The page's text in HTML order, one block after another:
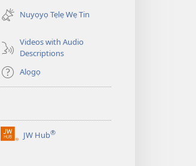
window)Nuyọyọ Tẹlẹ Wẹ Tin
Videos with Audio
Descriptions
Alọgọ
JW Hub®
(opens